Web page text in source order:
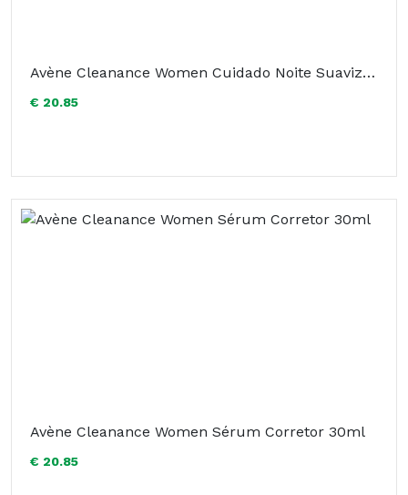
Avène Cleanance Women Cuidado Noite Suavizante 30ml
€ 20.85
Avène Cleanance Women Sérum Corretor 30ml
€ 20.85